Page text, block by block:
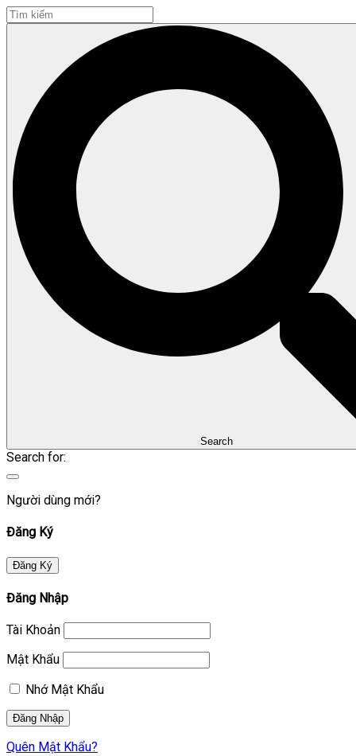
Search
Search for:
Người dùng mới?
Đăng Ký
Đăng Ký
Đăng Nhập
Tài Khoản
Mật Khẩu
Nhớ Mật Khẩu
Quên Mật Khẩu?